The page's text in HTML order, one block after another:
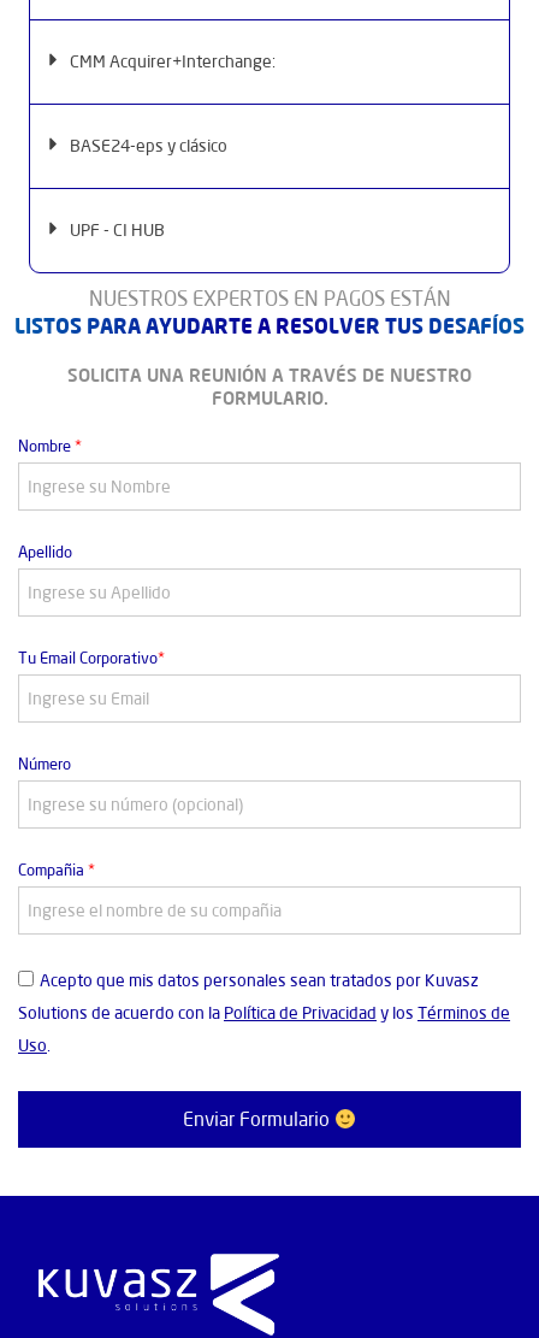
CMM Acquirer+Interchange:
BASE24-eps y clásico
UPF - CI HUB
NUESTROS EXPERTOS EN PAGOS ESTÁN
LISTOS PARA AYUDARTE A RESOLVER TUS DESAFÍOS
SOLICITA UNA REUNIÓN A TRAVÉS DE NUESTRO
FORMULARIO.
Nombre*
Apellido
Tu Email Corporativo*
Número
Compañia *
Acepto que mis datos personales sean tratados por Kuvasz
Solutions de acuerdo con la Política de Privacidad y los Términos de
Uso
Enviar Formulario